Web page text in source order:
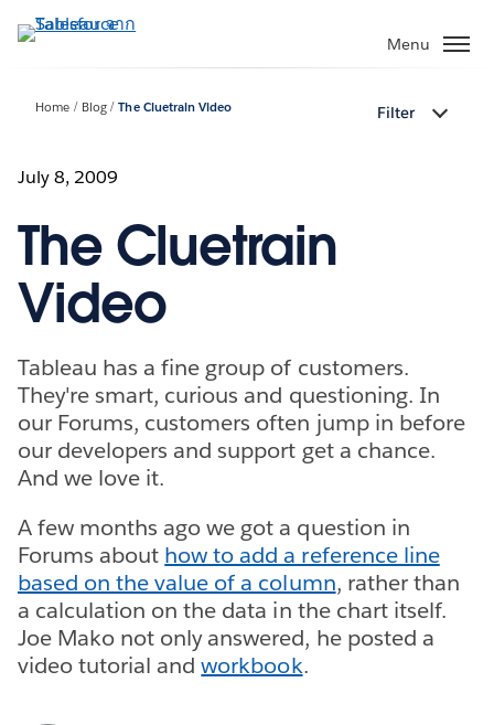
ไป
Menu
Home Blog The Cluetrain Video Filter
July 8, 2009
The Cluetrain
Video
Tableau has a fine group of customers.
They're smart, curious and questioning. In
our Forums, customers often jump in before
our developers and support get a chance.
And we love it.
A few months ago we got a question in
Forums about how to add a reference line
based on the value of a column, rather than
a calculation on the data in the chart itself.
Joe Mako not only answered, he posted a
video tutorial andworkbook.